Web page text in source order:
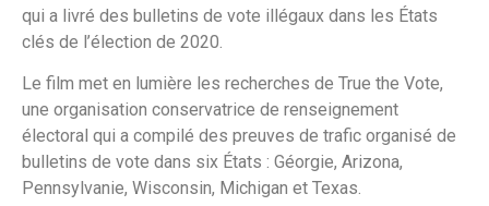
qui a livré des bulletins de vote illégaux dans les États
clés de l’élection de 2020.
Le film met en lumière les recherches de True the Vote,
une organisation conservatrice de renseignement
électoral qui a compilé des preuves de trafic organisé de
bulletins de vote dans six États : Géorgie, Arizona,
Pennsylvanie, Wisconsin, Michigan et Texas.